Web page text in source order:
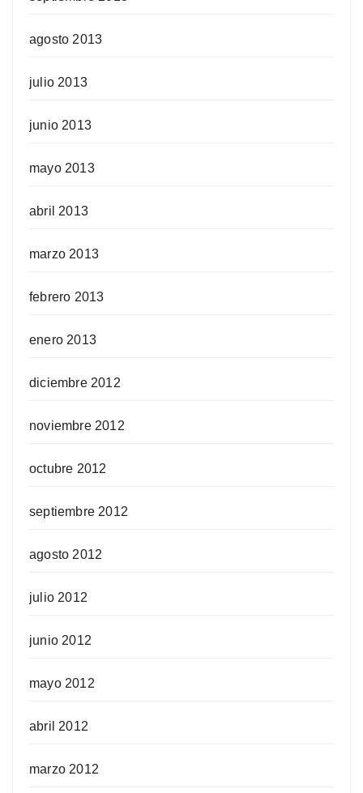
agosto 2013
julio 2013
junio 2013
mayo 2013
abril 2013
marzo 2013
febrero 2013
enero 2013
diciembre 2012
noviembre 2012
octubre 2012
septiembre 2012
agosto 2012
julio 2012
junio 2012
mayo 2012
abril 2012
marzo 2012